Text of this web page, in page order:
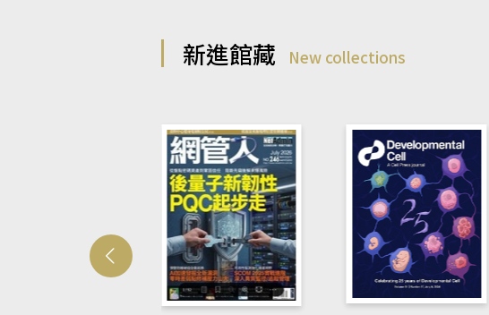
新進館藏 New collections